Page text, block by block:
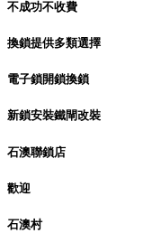
不成功不收費
換鎖提供多類選擇
電子鎖開鎖換鎖
新鎖安裝鐵閘改裝
石澳聯鎖店
歡迎
石澳村